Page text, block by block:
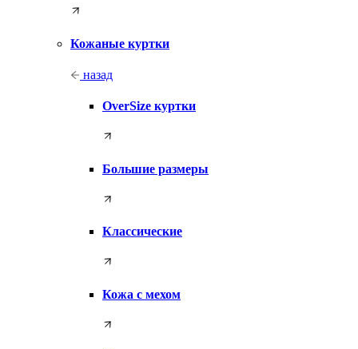
Кожаные куртки
назад
OverSize куртки
Большие размеры
Классические
Кожа с мехом